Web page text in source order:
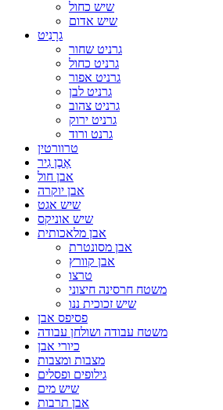
שיש כחול
שיש אדום
גרָנִיט
גרניט שחור
גרניט כחול
גרניט אפור
גרניט לבן
גרניט צהוב
גרניט ירוק
גרנט ורוד
טרוורטין
אֶבֶן גִיר
אבן חול
אבן יוקרה
שיש אגט
שיש אוניקס
אבן מלאכותית
אבן מסונטרת
אבן קוורץ
טרצו
משטח חרסינה חיצוני
שיש זכוכית ננו
פסיפס אבן
משטח עבודה ושולחן עבודה
כיורי אבן
מצבות ומצבות
גילופים ופסלים
שיש מים
אבן תרבות